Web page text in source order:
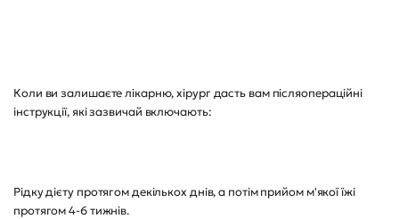
Коли ви залишаєте лікарню, хірург дасть вам післяопераційні
інструкції, які зазвичай включають:
Рідку дієту протягом декількох днів, а потім прийом м'якої їжі
протягом 4-6 тижнів.